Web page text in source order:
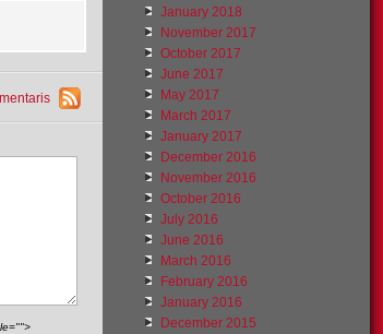
January 2018
November 2017
October 2017
June 2017
May 2017
March 2017
January 2017
December 2016
November 2016
October 2016
July 2016
June 2016
March 2016
February 2016
January 2016
December 2015